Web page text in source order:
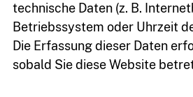
technische Daten (z. B.
Betriebssystem oder Uhrzeit
Die Erfassung dieser Daten
sobald Sie diese Website